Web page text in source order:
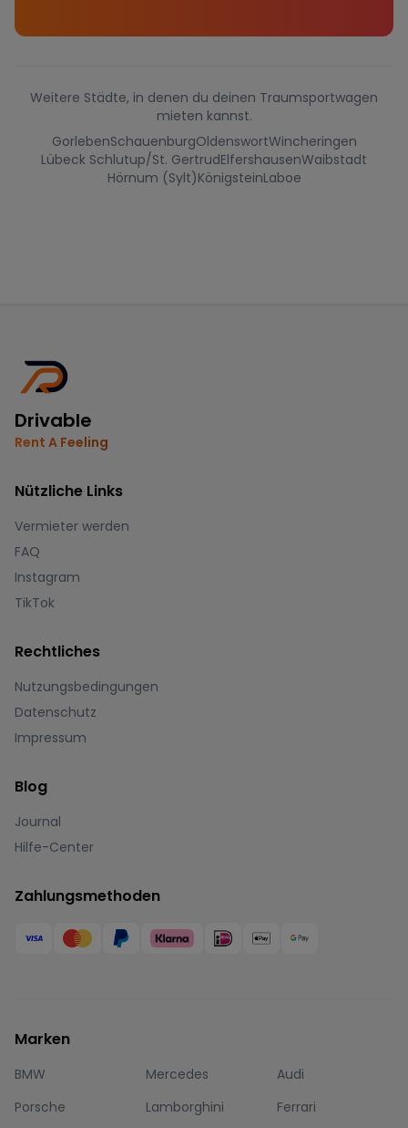
Weitere Städte, in denen du deinen Traumsportwagen
mieten kannst.
GorlebenSchauenburgOldenswortWincheringen
Lübeck Schlutup/St. GertrudElfershausenWaibstadt
Hörnum (Sylt)KönigsteinLaboe
Drivable
Rent A Feeling
Nützliche Links
Vermieter werden
FAQ
Instagram
TikTok
Rechtliches
Nutzungsbedingungen
Datenschutz
Impressum
Blog
Journal
Hilfe-Center
Zahlungsmethoden
Marken
BMW Mercedes
Audi
Porsche
Lamborghini
Ferrari